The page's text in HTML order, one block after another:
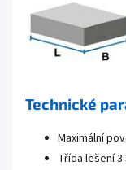
Technické
Maximální
Třída lešení